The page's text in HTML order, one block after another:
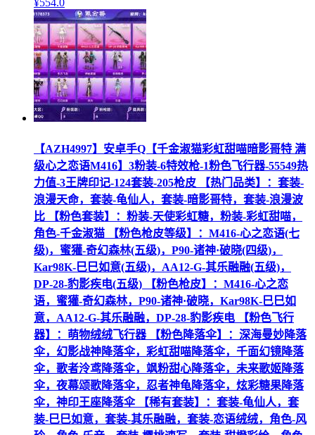
¥554.0
【AZH4997】安卓手Q【千金淑猫彩虹甜喵暗影哥特 满
级心之恋语M416】3粉装-6特效枪-1粉色飞行器-55549热
力值-3王牌印记-124套装-205枪皮 【热门品类】：套装-
浪漫天命，套装-龟仙人，套装-暗影哥特，套装-浪漫波
比 【粉色套装】：粉装-天使彩虹糖，粉装-彩虹甜喵，
角色-千金淑猫 【粉色枪皮等级】：M416-心之恋语(七
级)，蜜獾-奇幻森林(五级)，P90-诸神·破晓(四级)，
Kar98K-巳巳如意(五级)，AA12-G-其乐融融(五级)，
DP-28-豹影疾电(五级) 【粉色枪皮】：M416-心之恋
语，蜜獾-奇幻森林，P90-诸神·破晓，Kar98K-巳巳如
意，AA12-G-其乐融融，DP-28-豹影疾电 【粉色飞行
器】：萌物绒绒飞行器 【粉色降落伞】：深海曼妙降落
伞，幻影战神降落伞，彩虹甜喵降落伞，千面幻镜降落
伞，歌者泠鸢降落伞，飒粉甜心降落伞，未来歌姬降落
伞，夜幕颂歌降落伞，忍者神龟降落伞，炫彩糖果降落
伞，神印王座降落伞 【稀有套装】：套装-龟仙人，套
装-巳巳如意，套装-其乐融融，套装-恋语绒绒，角色-风